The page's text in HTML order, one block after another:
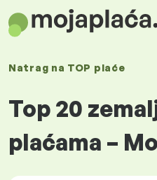
Natrag na TOP plaće
Top 20
plaćama –